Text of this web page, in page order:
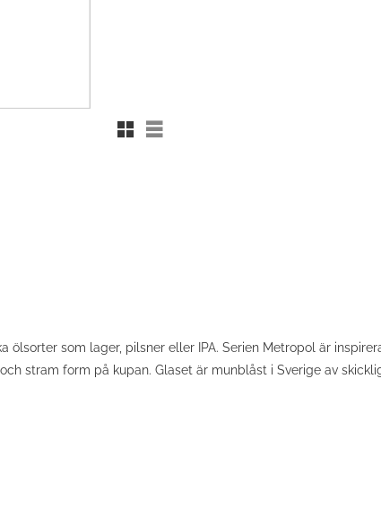
Rutnätsvy
Listvy
som lager, pilsner eller IPA. Serien Metropol är
stram form på kupan. Glaset är munblåst i Sverige av